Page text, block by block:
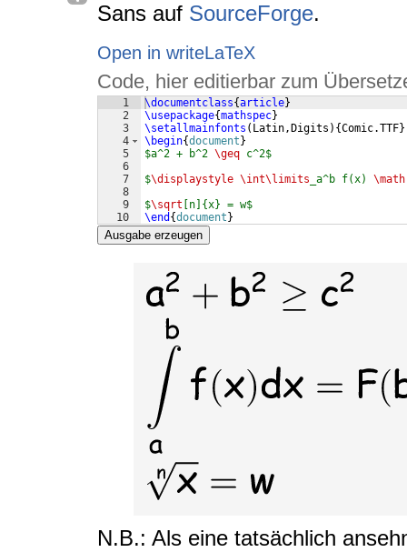
Sans auf SourceForge.
Open in writeLaTeX
Code, hier editierbar zum
1
2
3
4
5
6
7
8
9
10
\documentclass{article}
\usepackage{mathspec}
\setallmainfonts ( Latin,Digits ) {Comic.TTF}
\begin{document }
$a^2 + b^2 \geq c^2$
$\displaystyle \int\limits _a^b f(x)
$\sqrt [n]{x} = w$
\end {document }
Ausgabe erzeugen
N.B.: Als eine tatsächlich